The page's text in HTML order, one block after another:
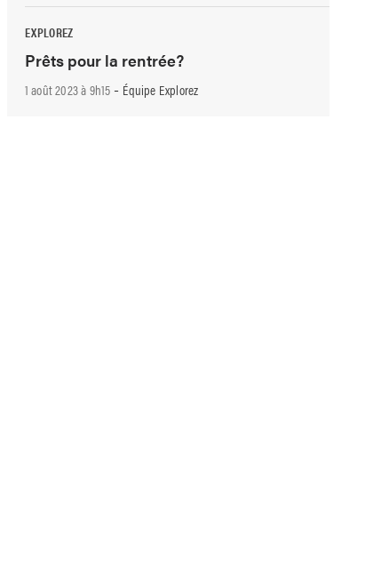
EXPLOREZ
Prêts pour la rentrée?
1 août 2023 à 9h15 - Équipe Explorez